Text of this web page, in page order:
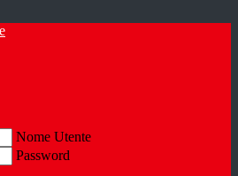
Nome Utente
Password